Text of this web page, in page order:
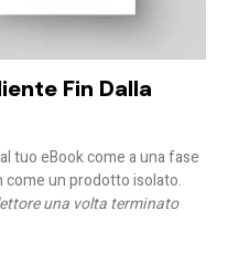
Fin Dalla
tuo eBook come a unafase
come un prodotto isolato.
una volta terminato